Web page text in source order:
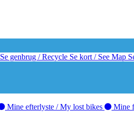
Se genbrug / Recycle Se kort / See Map
Mine efterlyste / My lost bikes Mine